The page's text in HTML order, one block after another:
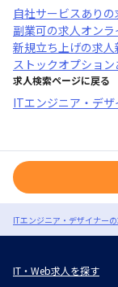
自社サービスあり の
副業可の求人オン
新規立ち上げの求人
ストックオプション
求人検索ページに戻る
ITエンジニア・デ
ITエンジニア・デザイナー
IT・Web求人を探す